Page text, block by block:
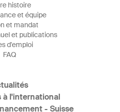
histoire
et équipe
et mandat
et publications
d'emploi
FAQ
à l'international
- Suisse